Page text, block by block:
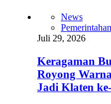
News
Pemerintahan
Juli 29, 2026
Keragaman
Royong
Jadi Klaten